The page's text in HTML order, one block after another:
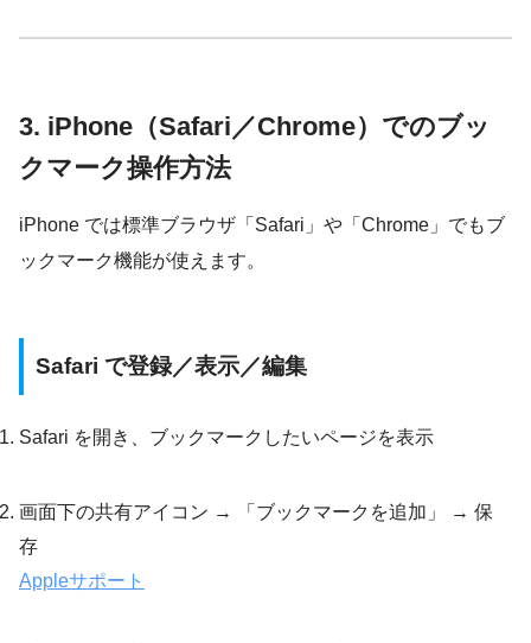
3. iPhone（Safari／Chrome）でのブッ
クマーク操作方法
iPhone では標準ブラウザ「Safari」や「Chrome」でもブ
ックマーク機能が使えます。
Safari で登録／表示／編集
Safari を開き、ブックマークしたいページを表示
画面下の共有アイコン → 「ブックマークを追加」 → 保
存
Appleサポート